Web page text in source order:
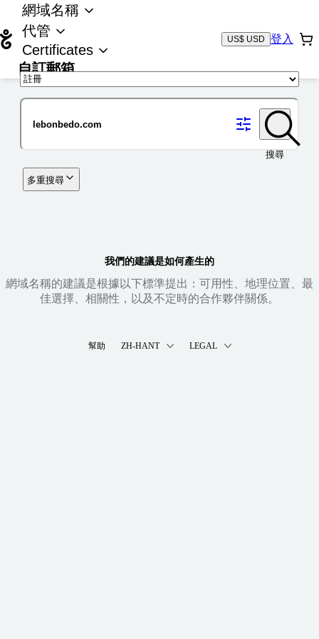
網域名稱
代管
Certificates
自訂郵箱
US$ USD 登入
搜尋
多重搜尋
我們的建議是如何產生的
網域名稱的建議是根據以下標準提出：可用性、地理位置、最
佳選擇、相關性，以及不定時的合作夥伴關係。
幫助 ZH-HANT LEGAL